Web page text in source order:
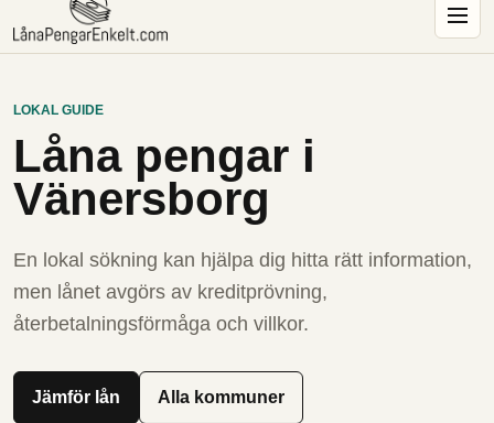
LOKAL GUIDE
Låna pengar i
Vänersborg
En lokal sökning kan hjälpa dig hitta rätt information,
men lånet avgörs av kreditprövning,
återbetalningsförmåga och villkor.
Jämför lån Alla kommuner